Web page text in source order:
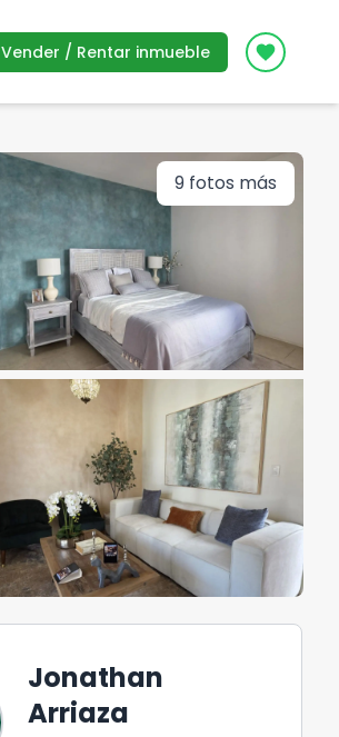
Vender / Rentar inmueble Icon
9 fotos más
Jonathan
Arriaza